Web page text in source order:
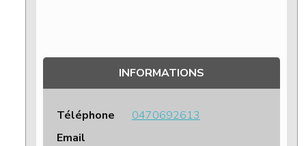
INFORMATIONS
Téléphone
0470692613
Email